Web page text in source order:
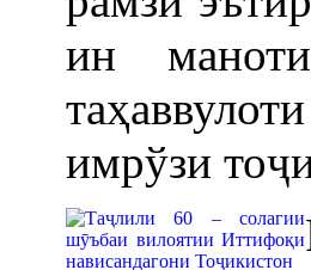
ин
имрўзи